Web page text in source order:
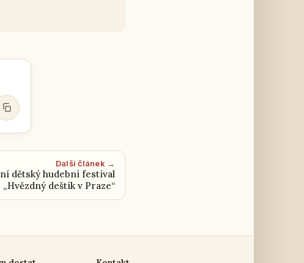
Další článek →
dětský hudební festival
„Hvězdný deštík v Praze“